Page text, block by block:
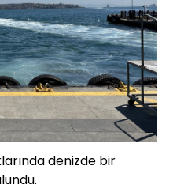
denizde bir